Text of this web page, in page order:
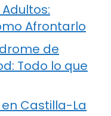
Afrontarlo
de
Todo lo que
Castilla-La